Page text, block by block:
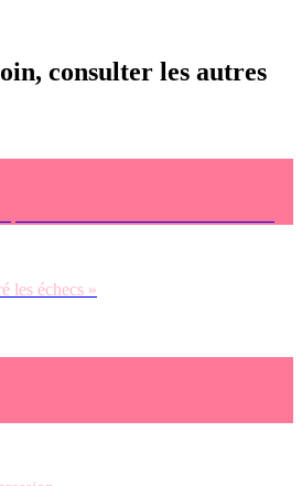
consulter les autres
les échecs »